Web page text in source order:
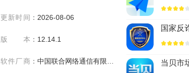
更新时间 ： 2026-08-06
版本 ： 12.14.1
软件厂商 ：
国家反
当贝市